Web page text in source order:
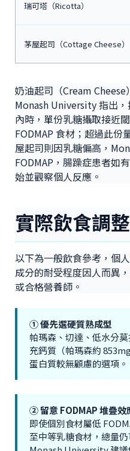
瑞可塔（Ricotta）
茅屋起司（Cottage Cheese）
奶油起司（Cream
Monash University 指出
內時，單份乳糖攝取接近
FODMAP 食材；超過此份
屋起司則因乳糖偏高，
FODMAP，腸躁症患者如
始並觀察個人反應。
實際飲食調
以下為一般飲食參考，個
成分的耐受程度因人而異
或合格營養師。
① 優先選硬質熟成型
帕瑪森、切達、低水分
充鈣質（帕瑪森約
蛋白質較無顧慮的選項。
② 留意 FODMAP 堆疊效
即使個別食材屬低
至中等乳糖食材，總量